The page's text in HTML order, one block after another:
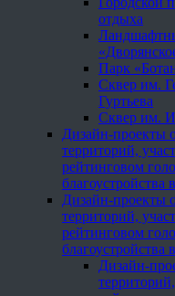
отдыха
Парк
Сквер им.
Гуртьева
Сквер им.
Дизайн-проекты
территорий,
рейтинговом
благоустройства
Дизайн-проекты
территорий,
рейтинговом
благоустройства
Дизайн-